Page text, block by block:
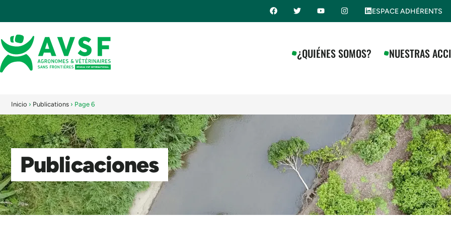
ESPACE ADHÉRENTS
¿QUIÉNES SOMOS? NUESTRAS
Inicio › Publications › Page 6
Publicaciones